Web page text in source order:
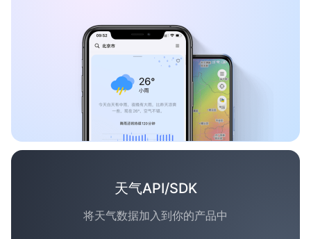
天气API/SDK
将天气数据加入到你的产品中